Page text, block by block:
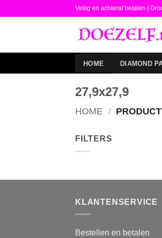
naar
Veilig en achteraf betalen |
HOME DIAMOND
27,9x27,9
HOME /
FILTERS
KLANTENSERVICE
Bestellen en betalen